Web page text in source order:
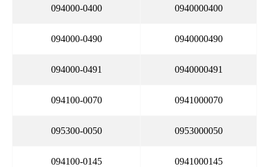
094000-0400 0940000400
094000-0490 0940000490
094000-0491 0940000491
094100-0070 0941000070
095300-0050 0953000050
094100-0145 0941000145